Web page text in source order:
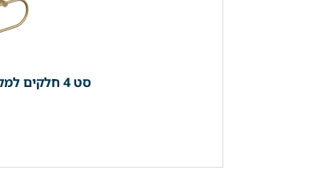
סט 4 חלקים למקלחת | 3 קולבים + מחזיק נייר (מוט מגבת רחצה 40 ס"מ) *בהדבקה* | זהב מוברש | מק"ט 203BG